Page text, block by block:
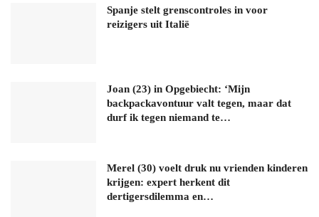
Spanje stelt grenscontroles in voor
reizigers uit Italië
Joan (23) in Opgebiecht: ‘Mijn
backpackavontuur valt tegen, maar dat
durf ik tegen niemand te…
Merel (30) voelt druk nu vrienden kinderen
krijgen: expert herkent dit
dertigersdilemma en…